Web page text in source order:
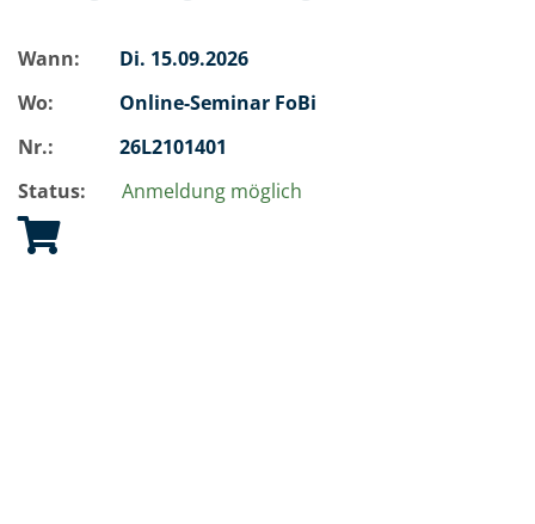
Wann: Di. 15.09.2026
Wo:
Online-Seminar FoBi
Nr.:
26L2101401
Status:
Anmeldung möglich